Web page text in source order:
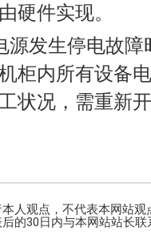
硬件实现。
发生停电故障
柜内所有设备
状况，需重新
人观点，不代表本网站
的30日内与本网站站长联